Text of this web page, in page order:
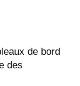
de bord
des